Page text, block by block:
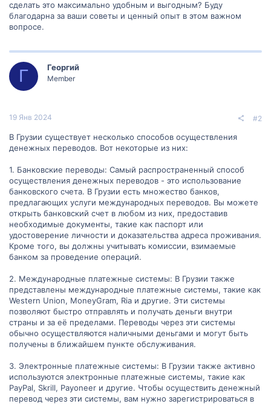
сделать это максимально удобным и выгодным? Буду
благодарна за ваши советы и ценный опыт в этом важном
вопросе.
Г Георгий
Member
19 Янв 2024 #2
В Грузии существует несколько способов осуществления
денежных переводов. Вот некоторые из них:
1. Банковские переводы: Самый распространенный способ
осуществления денежных переводов - это использование
банковского счета. В Грузии есть множество банков,
предлагающих услуги международных переводов. Вы можете
открыть банковский счет в любом из них, предоставив
необходимые документы, такие как паспорт или
удостоверение личности и доказательства адреса проживания.
Кроме того, вы должны учитывать комиссии, взимаемые
банком за проведение операций.
2. Международные платежные системы: В Грузии также
представлены международные платежные системы, такие как
Western Union, MoneyGram, Ria и другие. Эти системы
позволяют быстро отправлять и получать деньги внутри
страны и за её пределами. Переводы через эти системы
обычно осуществляются наличными деньгами и могут быть
получены в ближайшем пункте обслуживания.
3. Электронные платежные системы: В Грузии также активно
используются электронные платежные системы, такие как
PayPal, Skrill, Payoneer и другие. Чтобы осуществить денежный
перевод через эти системы, вам нужно зарегистрироваться в